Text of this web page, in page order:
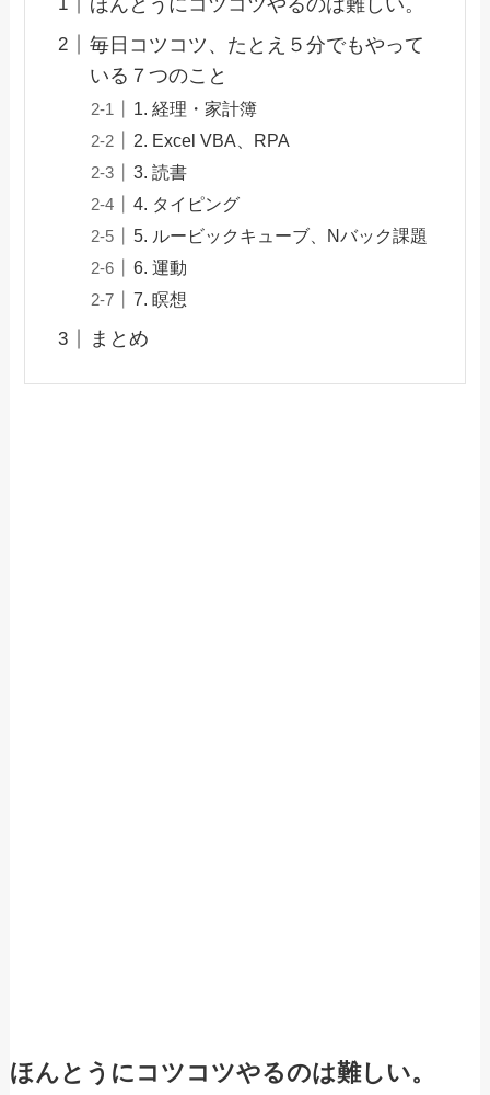
毎日コツコツ、たとえ５分でもやって
いる７つのこと
1. 経理・家計簿
2. Excel VBA、RPA
3. 読書
4. タイピング
5. ルービックキューブ、Nバック課題
6. 運動
7. 瞑想
まとめ
ほんとうにコツコツやるのは難しい。